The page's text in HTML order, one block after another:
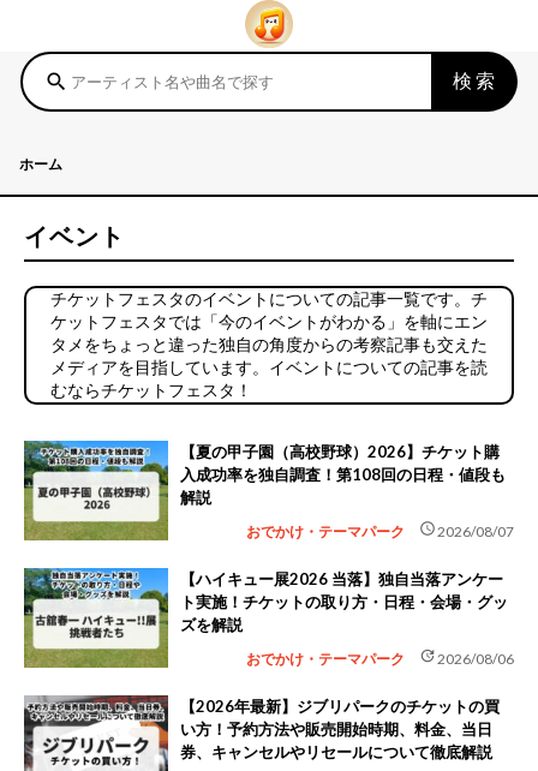
search 検索
ホーム
イベント
チケットフェスタのイベントについての記事一覧です。チ
ケットフェスタでは「今のイベントがわかる」を軸にエン
タメをちょっと違った独自の角度からの考察記事も交えた
メディアを目指しています。イベントについての記事を読
むならチケットフェスタ！
【夏の甲子園（高校野球）2026】チケット購
入成功率を独自調査！第108回の日程・値段も
解説
おでかけ・テーマパーク schedule2026/08/07
【ハイキュー展2026 当落】独自当落アンケー
ト実施！チケットの取り方・日程・会場・グッ
ズを解説
おでかけ・テーマパーク update2026/08/06
【2026年最新】ジブリパークのチケットの買
い方！予約方法や販売開始時期、料金、当日
券、キャンセルやリセールについて徹底解説